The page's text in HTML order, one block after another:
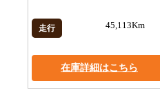
走行 45,113Km
在庫詳細はこちら